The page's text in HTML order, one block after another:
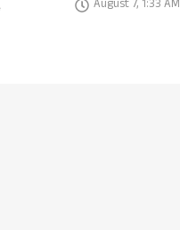
August 7, 1:33 AM